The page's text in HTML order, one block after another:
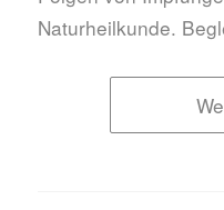
Naturheilkunde.